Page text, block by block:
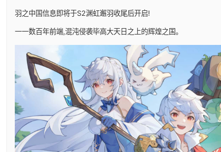
羽之中国信息即将于S2渊虹邂羽收尾后开启!
一一数百年前端,混沌侵袭毕高大天日之上的辉煌之国。